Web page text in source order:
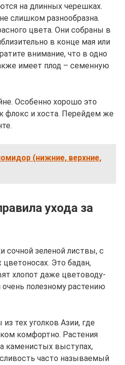
на длинных черешках.
слишком разнообразна.
цвета. Они собраны в
в конце мая или
внимание, что в одно
имеет плод – семенную
Особенно хорошо это
флокс и хоста. Перейдем же
(нижние, верхние,
ухода за
сочной зеленой листвы, с
Это бадан,
хлопот даже цветоводу-
очень полезному растению
тех уголков Азии, где
комфортно. Растения
каменистых выступах,
часто называемый